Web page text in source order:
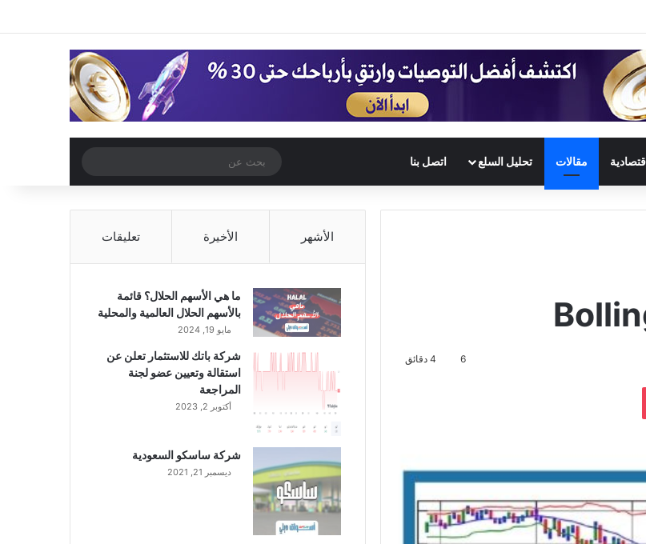
مقالات تحليل السلع اتصل بنا مقال عشوائي
عن
6
الأشهر الأخيرة تعليقات
ما هي الأسهم الحلال؟ قائمة
بالأسهم الحلال العالمية والمحلية
مايو 19, 2024
شركة باتك للاستثمار تعلن عن
استقالة وتعيين عضو لجنة
المراجعة
أكتوبر 2, 2023
شركة ساسكو السعودية
ديسمبر 21, 2021